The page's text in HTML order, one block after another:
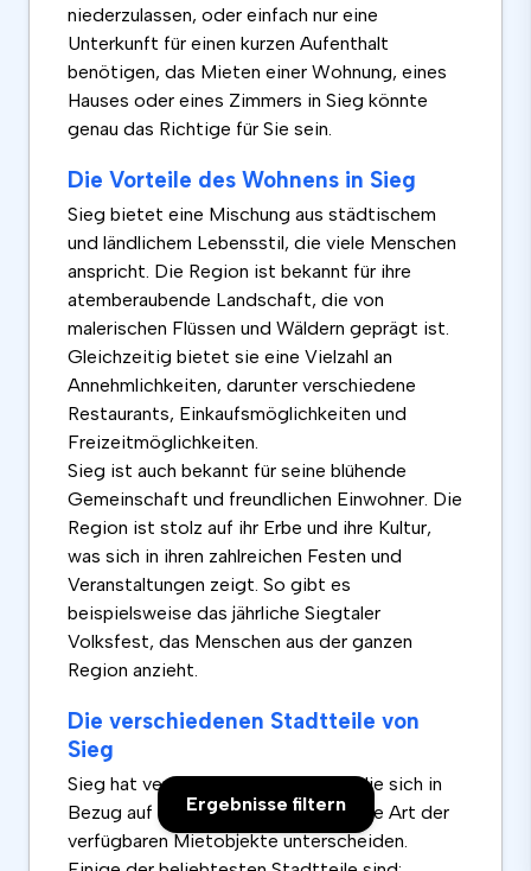
Ergebnisse filtern
niederzulassen, oder einfach nur eine
Unterkunft für einen kurzen Aufenthalt
benötigen, das Mieten einer Wohnung, eines
Hauses oder eines Zimmers in Sieg könnte
genau das Richtige für Sie sein.
Die Vorteile des Wohnens in Sieg
Sieg bietet eine Mischung aus städtischem
und ländlichem Lebensstil, die viele Menschen
anspricht. Die Region ist bekannt für ihre
atemberaubende Landschaft, die von
malerischen Flüssen und Wäldern geprägt ist.
Gleichzeitig bietet sie eine Vielzahl an
Annehmlichkeiten, darunter verschiedene
Restaurants, Einkaufsmöglichkeiten und
Freizeitmöglichkeiten.
Sieg ist auch bekannt für seine blühende
Gemeinschaft und freundlichen Einwohner. Die
Region ist stolz auf ihr Erbe und ihre Kultur,
was sich in ihren zahlreichen Festen und
Veranstaltungen zeigt. So gibt es
beispielsweise das jährliche Siegtaler
Volksfest, das Menschen aus der ganzen
Region anzieht.
Die verschiedenen Stadtteile von
Sieg
Sieg hat verschiedene Stadtteile, die sich in
Bezug auf die Lebensqualität und die Art der
verfügbaren Mietobjekte unterscheiden.